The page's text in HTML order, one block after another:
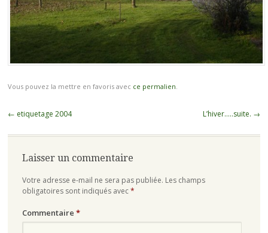
Vous pouvez la mettre en favoris avec ce permalien
Navigation
articles
← etiquetage 2004 L’hiver…..suite. →
Laisser un commentaire
Votre adresse e-mail ne sera pas publiée. Les champs
obligatoires sont indiqués avec*
Commentaire *